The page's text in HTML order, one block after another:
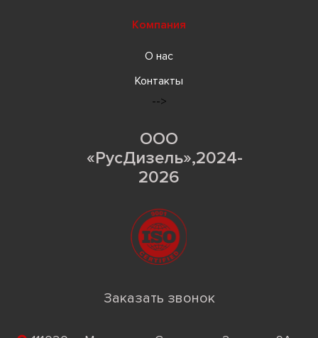
Компания
О нас
Контакты
-->
ООО
«РусДизель»,2024-
2026
Заказать звонок